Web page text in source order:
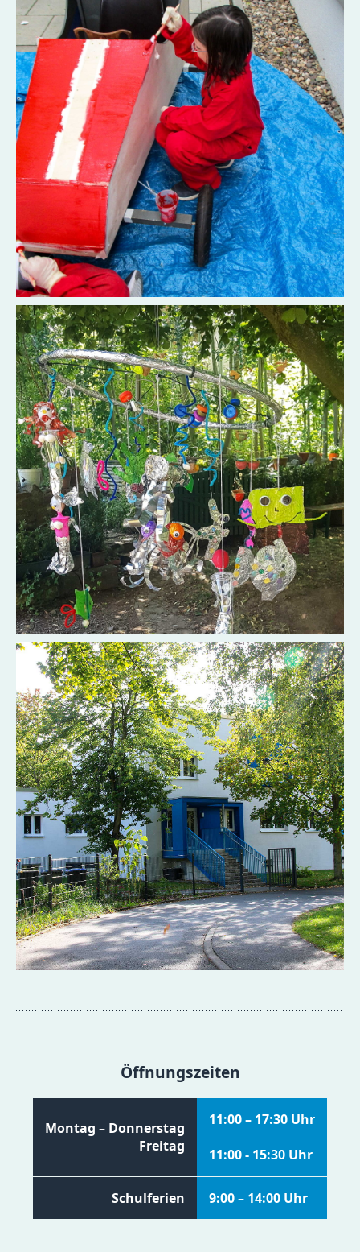
Öffnungszeiten
Montag – Donnerstag
Freitag
11:00 – 17:30 Uhr
11:00 - 15:30 Uhr
Schulferien 9:00 – 14:00 Uhr